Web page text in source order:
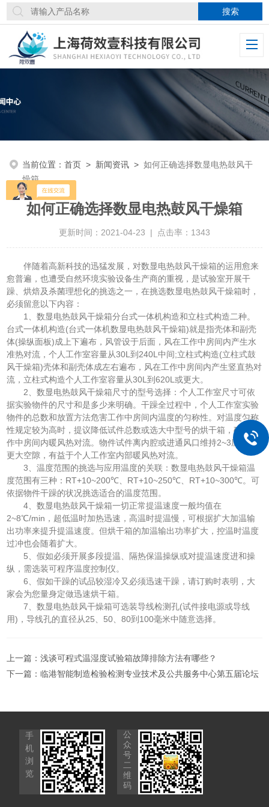
当前位置：首页 > 新闻资讯 >如何正确选择数显电热鼓风干
燥箱
如何正确选择数显电热鼓风干燥箱
更新时间：2021-04-23 | 点击率：1343
伴随着高新科技的迅猛发展，对数显电热鼓风干燥箱的运用愈来
愈普遍，也遭受自然环境实验设备生产商的重视，是试验室开展干
躁、烘焙及杀菌理想化的挑选之一，在挑选数显电热鼓风干燥箱时，
必须留意以下内容：
1、数显电热鼓风干燥箱分台式一体机构造和立柱式构造二种。
台式一体机构造(台式一体机数显电热鼓风干燥箱)就是指壳体和副壳
体(操纵面板)成上下遍布，风管设于后面，风在工作中房间内产生水
准热对流，个人工作室容量从30L到240L中间;立柱式构造(立柱式鼓
风干燥箱)壳体和副壳体成左右遍布，风在工作中房间内产生竖直热对
流，立柱式构造个人工作室容量从30L到620L或更大。
2、数显电热鼓风干燥箱尺寸的型号选择：个人工作室尺寸可依
据实验物件的尺寸和是多少来明确。干躁全过程中，个人工作室实验
物件的总数和放置方法危害工作中房间内温度的匀称性。对温度匀称
性规定较为高时，提议降低试件总数或选大中型号的烘干箱，确保工
作中房间内暖风热对流。物件试件离内腔或进通风口维持2~3厘米或
更大空隙，有益于个人工作室内部暖风热对流。
3、温度范围的挑选与应用温度的关联：数显电热鼓风干燥箱温
度范围有三种：RT+10~200℃、RT+10~250℃、RT+10~300℃。可
依据物件干躁的状况挑选适合的温度范围。
4、数显电热鼓风干燥箱一切正常提温速度一般均值在
2~8℃/min，超低温时加热迅速，高温时提温慢，可根据扩大加温输
出功率来提升提温速度。但烘干箱的加温输出功率扩大，控温时温度
过冲也会随着扩大。
5、假如必须开展多段提温、隔热保温操纵或对提温速度进和操
纵，需选装可程序温度控制仪。
6、假如干躁的试品较湿冷又必须迅速干躁，请订购时表明，大
家会为您量身定做迅速烘干箱。
7、数显电热鼓风干燥箱可选装导线检测孔(试件接电源或导线
用)，导线孔的直径从25、50、80到100毫米中随意选择。
上一篇：浅谈可程式温湿度试验箱故障排除方法有哪些？
下一篇：临港智能制造检验检测专业技术及公共服务中心第五届论坛
手
机
浏
览
公
众
号
二
维
码